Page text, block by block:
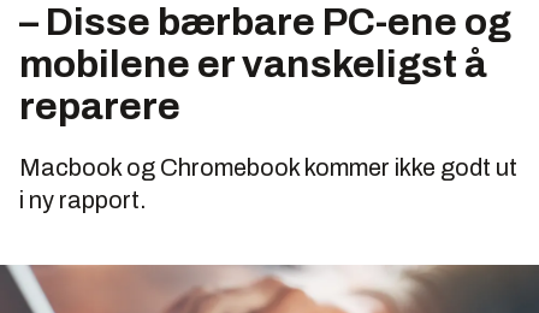
– Disse bærbare PC-ene og
mobilene er vanskeligst å
reparere
Macbook og Chromebook kommer ikke godt ut
i ny rapport.